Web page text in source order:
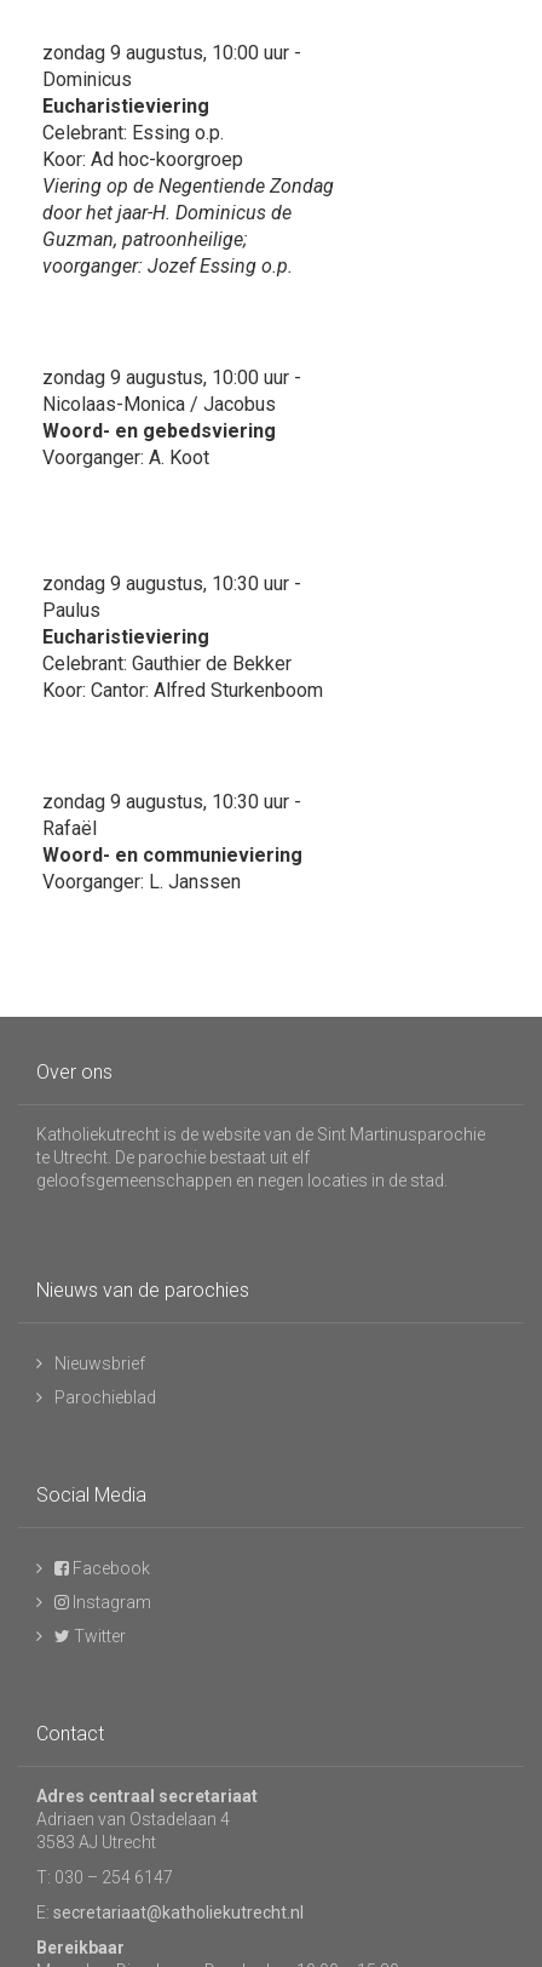
zondag 9 augustus, 10:00 uur -
Dominicus
Eucharistieviering
Celebrant: Essing o.p.
Koor: Ad hoc-koorgroep
Viering op de Negentiende Zondag
door het jaar-H. Dominicus de
Guzman, patroonheilige;
voorganger: Jozef Essing o.p.
zondag 9 augustus, 10:00 uur -
Nicolaas-Monica / Jacobus
Woord- en gebedsviering
Voorganger: A. Koot
zondag 9 augustus, 10:30 uur -
Paulus
Eucharistieviering
Celebrant: Gauthier de Bekker
Koor: Cantor: Alfred Sturkenboom
zondag 9 augustus, 10:30 uur -
Rafaël
Woord- en communieviering
Voorganger: L. Janssen
Over ons
Katholiekutrecht is de website van de Sint Martinusparochie
te Utrecht. De parochie bestaat uit elf
geloofsgemeenschappen en negen locaties in de stad.
Nieuws van de parochies
Nieuwsbrief
Parochieblad
Social Media
Facebook
Instagram
Twitter
Contact
Adres centraal secretariaat
Adriaen van Ostadelaan 4
3583 AJ Utrecht
T: 030 – 254 6147
E: secretariaat@katholiekutrecht.nl
Bereikbaar